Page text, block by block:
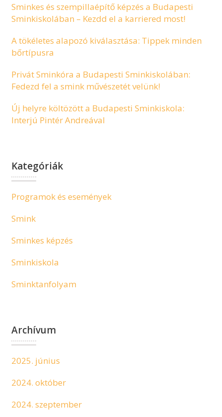
Sminkes és szempillaépítő képzés a Budapesti
Sminkiskolában – Kezdd el a karriered most!
A tökéletes alapozó kiválasztása: Tippek minden
bőrtípusra
Privát Sminkóra a Budapesti Sminkiskolában:
Fedezd fel a smink művészetét velünk!
Új helyre költözött a Budapesti Sminkiskola:
Interjú Pintér Andreával
Kategóriák
Programok és események
Smink
Sminkes képzés
Sminkiskola
Sminktanfolyam
Archívum
2025. június
2024. október
2024. szeptember